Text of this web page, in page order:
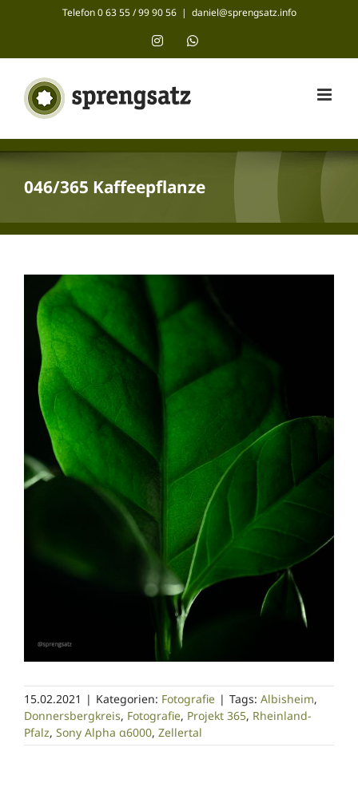
Telefon 0 63 55 / 99 90 56 | daniel@sprengsatz.info
InstagramWhatsApp
046/365 Kaffeepflanze
Zeige
grösseres
Bild
15.02.2021 | Kategorien: Fotografie | Tags: Albisheim,
Donnersbergkreis, Fotografie, Projekt 365, Rheinland-
Pfalz, Sony Alpha α6000, Zellertal